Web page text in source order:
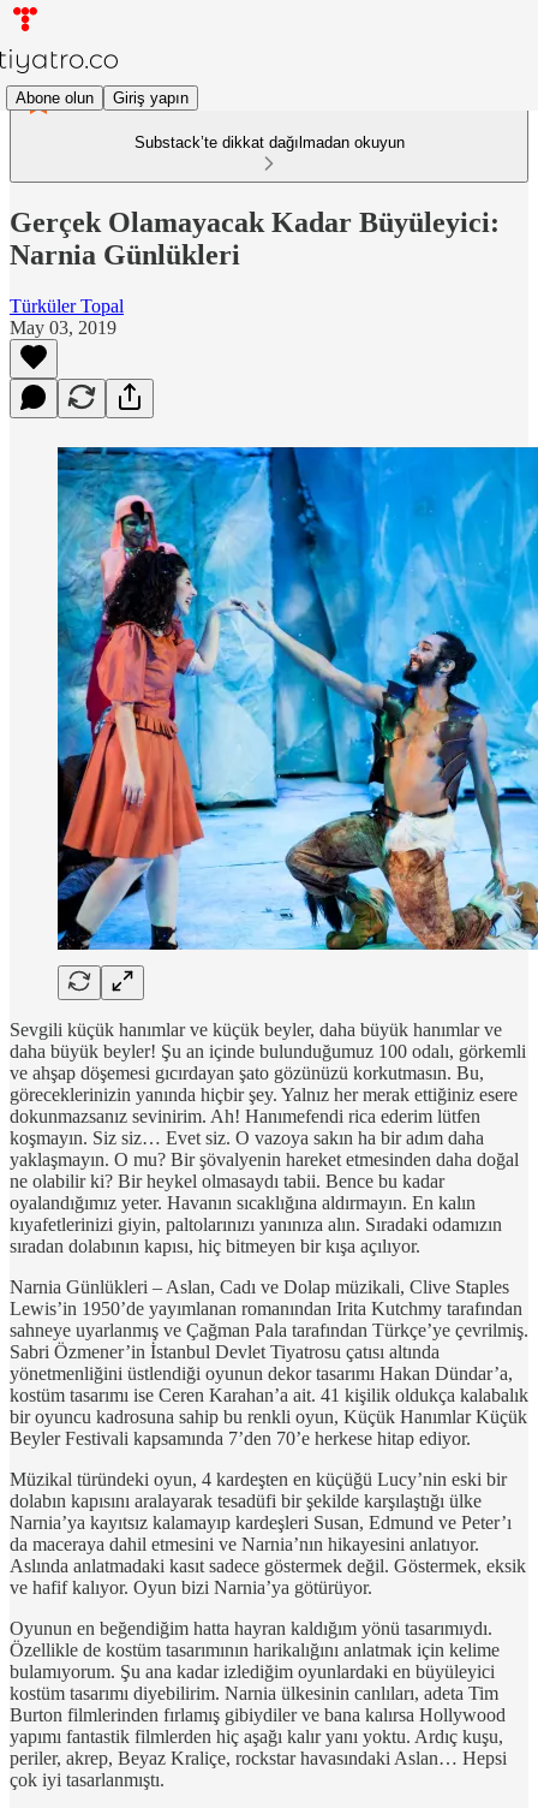
Abone olun Giriş yapın
Substack’te dikkat dağılmadan okuyun
Gerçek Olamayacak Kadar Büyüleyici:
Narnia Günlükleri
Türküler Topal
May 03, 2019
Sevgili küçük hanımlar ve küçük beyler, daha büyük hanımlar ve
daha büyük beyler! Şu an içinde bulunduğumuz 100 odalı, görkemli
ve ahşap döşemesi gıcırdayan şato gözünüzü korkutmasın. Bu,
göreceklerinizin yanında hiçbir şey. Yalnız her merak ettiğiniz esere
dokunmazsanız sevinirim. Ah! Hanımefendi rica ederim lütfen
koşmayın. Siz siz… Evet siz. O vazoya sakın ha bir adım daha
yaklaşmayın. O mu? Bir şövalyenin hareket etmesinden daha doğal
ne olabilir ki? Bir heykel olmasaydı tabii. Bence bu kadar
oyalandığımız yeter. Havanın sıcaklığına aldırmayın. En kalın
kıyafetlerinizi giyin, paltolarınızı yanınıza alın. Sıradaki odamızın
sıradan dolabının kapısı, hiç bitmeyen bir kışa açılıyor.
Narnia Günlükleri – Aslan, Cadı ve Dolap müzikali, Clive Staples
Lewis’in 1950’de yayımlanan romanından Irita Kutchmy tarafından
sahneye uyarlanmış ve Çağman Pala tarafından Türkçe’ye çevrilmiş.
Sabri Özmener’in İstanbul Devlet Tiyatrosu çatısı altında
yönetmenliğini üstlendiği oyunun dekor tasarımı Hakan Dündar’a,
kostüm tasarımı ise Ceren Karahan’a ait. 41 kişilik oldukça kalabalık
bir oyuncu kadrosuna sahip bu renkli oyun, Küçük Hanımlar Küçük
Beyler Festivali kapsamında 7’den 70’e herkese hitap ediyor.
Müzikal türündeki oyun, 4 kardeşten en küçüğü Lucy’nin eski bir
dolabın kapısını aralayarak tesadüfi bir şekilde karşılaştığı ülke
Narnia’ya kayıtsız kalamayıp kardeşleri Susan, Edmund ve Peter’ı
da maceraya dahil etmesini ve Narnia’nın hikayesini anlatıyor.
Aslında anlatmadaki kasıt sadece göstermek değil. Göstermek, eksik
ve hafif kalıyor. Oyun bizi Narnia’ya götürüyor.
Oyunun en beğendiğim hatta hayran kaldığım yönü tasarımıydı.
Özellikle de kostüm tasarımının harikalığını anlatmak için kelime
bulamıyorum. Şu ana kadar izlediğim oyunlardaki en büyüleyici
kostüm tasarımı diyebilirim. Narnia ülkesinin canlıları, adeta Tim
Burton filmlerinden fırlamış gibiydiler ve bana kalırsa Hollywood
yapımı fantastik filmlerden hiç aşağı kalır yanı yoktu. Ardıç kuşu,
periler, akrep, Beyaz Kraliçe, rockstar havasındaki Aslan… Hepsi
çok iyi tasarlanmıştı.